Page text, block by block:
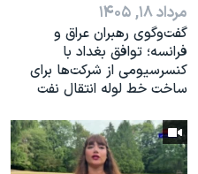
مرداد ۱۸, ۱۴۰۵
گفت‌وگوی رهبران عراق و
فرانسه؛ توافق بغداد با
کنسرسیومی از شرکت‌ها برای
ساخت خط لوله انتقال نفت